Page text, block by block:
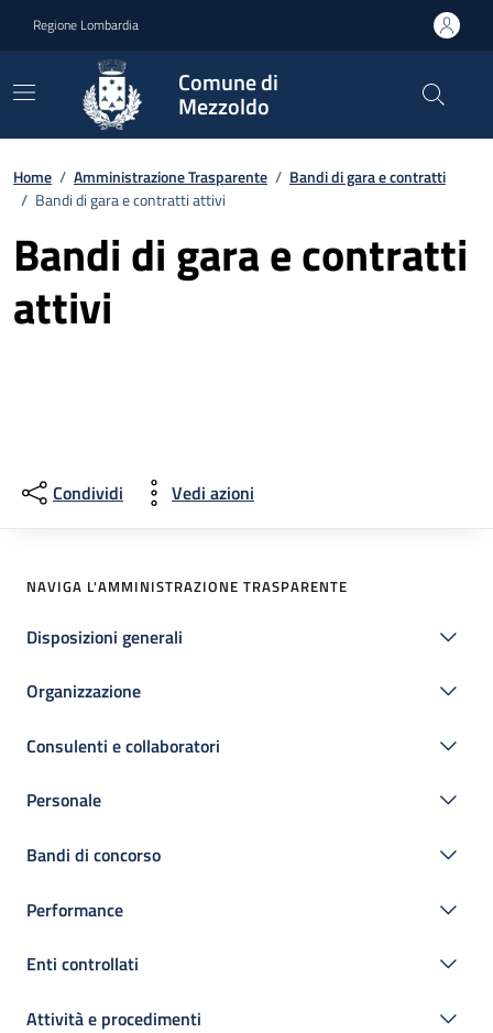
Regione Lombardia
Comune di
Mezzoldo
Home / Amministrazione Trasparente / Bandi di gara e contratti
/ Bandi di gara e contratti attivi
Bandi di gara e contratti
attivi
Condividi Vedi azioni
NAVIGA L'AMMINISTRAZIONE TRASPARENTE
Disposizioni generali
Organizzazione
Consulenti e collaboratori
Personale
Bandi di concorso
Performance
Enti controllati
Attività e procedimenti